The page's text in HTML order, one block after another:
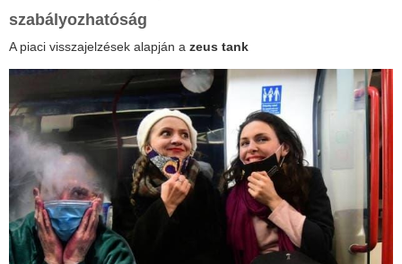
szabályozhatóság
A piaci visszajelzések alapján a zeus tank